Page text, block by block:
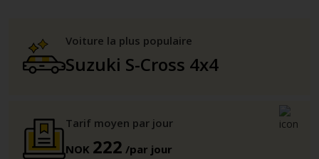
Voiture la plus populaire
Suzuki S-Cross 4x4
Tarif moyen par jour
NOK 222 /par jour